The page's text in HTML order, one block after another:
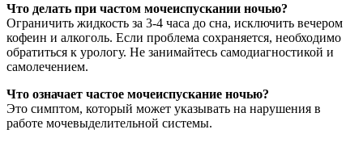
Что делать при частом мочеиспускании ночью?
Ограничить жидкость за 3-4 часа до сна, исключить вечером
кофеин и алкоголь. Если проблема сохраняется, необходимо
обратиться к урологу. Не занимайтесь самодиагностикой и
самолечением.
Что означает частое мочеиспускание ночью?
Это симптом, который может указывать на нарушения в
работе мочевыделительной системы.